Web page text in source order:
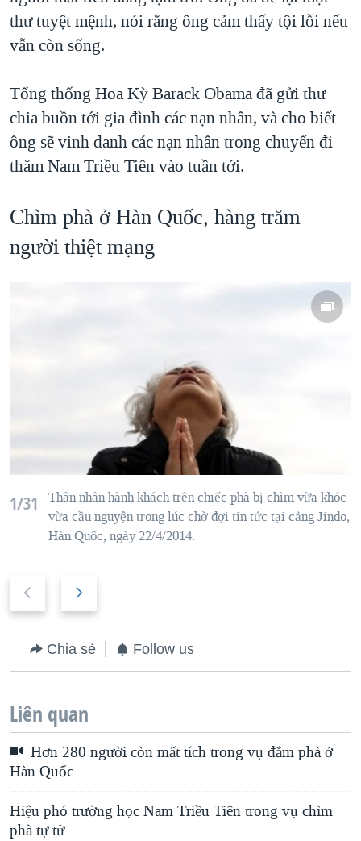
thư tuyệt mệnh, nói rằng ông cảm thấy tội lỗi nếu
vẫn còn sống.
Tổng thống Hoa Kỳ Barack Obama đã gửi thư
chia buồn tới gia đình các nạn nhân, và cho biết
ông sẽ vinh danh các nạn nhân trong chuyến đi
thăm Nam Triều Tiên vào tuần tới.
Chìm phà ở Hàn Quốc, hàng trăm
người thiệt mạng
1/31 Thân nhânhành kháchtrên chiếc phàbị chìm vừa khóc
vừacầu nguyệntrong lúc chờ đợi tin tức tại cảngJindo,
Hàn Quốc, ngày 22/4/2014.
r
o
u
s
s
l
i
e
t
l
i
d
e
Chia sẻ Follow us
Liên quan
Hơn 280 người còn mất tích trong vụ đắm phà ở
Hàn Quốc
Hiệu phó trường học Nam Triều Tiên trong vụ chìm
phà tự tử